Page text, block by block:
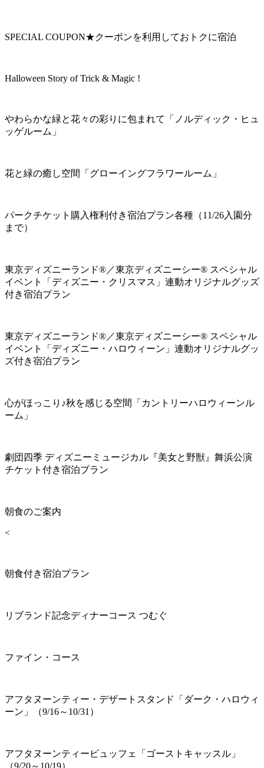
SPECIAL COUPON★クーポンを利用しておトクに宿泊
Halloween Story of Trick & Magic !
やわらかな緑と花々の彩りに包まれて「ノルディック・ヒュ
ッゲルーム」
花と緑の癒し空間「グローイングフラワールーム」
パークチケット購入権利付き宿泊プラン各種（11/26入園分
まで）
東京ディズニーランド®／東京ディズニーシー® スペシャル
イベント「ディズニー・クリスマス」連動オリジナルグッズ
付き宿泊プラン
東京ディズニーランド®／東京ディズニーシー® スペシャル
イベント「ディズニー・ハロウィーン」連動オリジナルグッ
ズ付き宿泊プラン
心がほっこり♪秋を感じる空間「カントリーハロウィーンル
ーム」
劇団四季 ディズニーミュージカル『美女と野獣』舞浜公演
チケット付き宿泊プラン
朝食のご案内
<
朝食付き宿泊プラン
リブランド記念ディナーコース つむぐ
ファイン・コース
アフタヌーンティー・デザートスタンド「ダーク・ハロウィ
ーン」（9/16～10/31）
アフタヌーンティービュッフェ「ゴーストキャッスル」
（9/20～10/19）